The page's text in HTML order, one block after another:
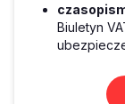
Biuletyn